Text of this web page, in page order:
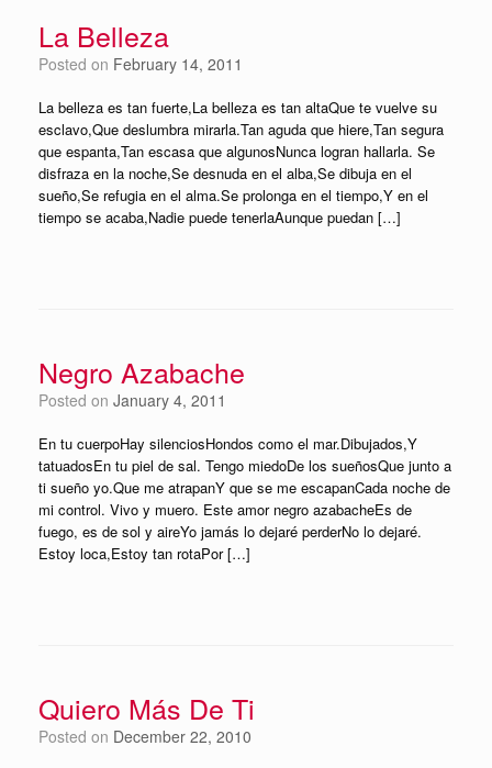
La Belleza
Posted on February 14, 2011
La belleza es tan fuerte,La belleza es tan altaQue te vuelve su
esclavo,Que deslumbra mirarla.Tan aguda que hiere,Tan segura
que espanta,Tan escasa que algunosNunca logran hallarla. Se
disfraza en la noche,Se desnuda en el alba,Se dibuja en el
sueño,Se refugia en el alma.Se prolonga en el tiempo,Y en el
tiempo se acaba,Nadie puede tenerlaAunque puedan […]
Negro Azabache
Posted on January 4, 2011
En tu cuerpoHay silenciosHondos como el mar.Dibujados,Y
tatuadosEn tu piel de sal. Tengo miedoDe los sueñosQue junto a
ti sueño yo.Que me atrapanY que se me escapanCada noche de
mi control. Vivo y muero. Este amor negro azabacheEs de
fuego, es de sol y aireYo jamás lo dejaré perderNo lo dejaré.
Estoy loca,Estoy tan rotaPor […]
Quiero Más De Ti
Posted on December 22, 2010